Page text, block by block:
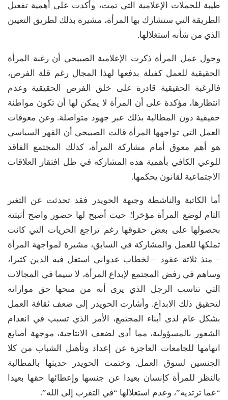
طيبة للحملات الإعلامية التي تمت، وأكدت على أهمية تفعيل
الطريقة التي ستشارك بها المرأة، مشيرة بذلك لطريق التعيين
الذي من شأنه استغلالها.
وحول عمل المرأة ذكرت الإعلامية الصبيحي أن رغبة المرأة
الحقيقية للعمل كفيلة بدفعها لهذا المجال رغم قلة الفرص،
فالرغبة الحقيقية قادرة على خلق الفرص الحقيقية وعدم
انتظارها، مؤكدة على أن المرأة لا يمكن لها أن تكون مواطنة
حقيقية دون المطالبة بذلك عبر جهود متواصلة. وعن معوقات
العمل التي تواجهها المرأة قالت الصبيحي أن القهر السياسي
هو أهم معوق أمام مشاركة المرأة، كذلك المجتمع الفاقد
للوعي الكافي بأهمية هذه المشاركة في ظل افتقار العلاقات
الاجتماعية لقانون يحكمها.
أما الكاتبة والناشطة وجيهة الحويدر فقد تحدثت عن التغير
التام لوضع المرأة مؤخرا؛ حيث أصبح لها حضور واضح أثبتته
بحصولها على بعض حقوقها رغم تراجع الحريات التي كانت
تملكها للعمل والمشاركة في السابق، مشيرة لمواجهة المرأة
– منذ ثلاثة عقود – لخطاب عدواني استغل فيه الدين كثيرا،
وساهم في رفض المجتمع لإبداع المرأة، لا سيما في المجالات
التي تناسب الرجل الذي يرى أنه من منحها حق موازاته
لتحقيق ذلك الابداع. وأشارت الحويدر إلى ضعف ثقافة العمل
بشكل عام لدى أبناء المجتمع، الأمر الذي تسبب في انعدام
الشعور بالمسؤولية، مما أدى لضعف الانتاجية، موجهة أصابع
اتهامها للجامعات العاجزة عن إعداد وتأهيل الشباب من كلا
الجنسين لسوق العمل. وختمت الحويدر حديثها بالمطالبة
بالنظر للمرأة كإنسان بعيدا عن جنسها وإعطائها حقها بعيدا
“عما ترتديه”، وعدم استغلالها “في التقرب إلى الله”.